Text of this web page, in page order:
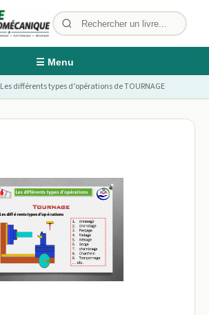
☰ Menu
Les différents types d’opérations de TOURNAGE